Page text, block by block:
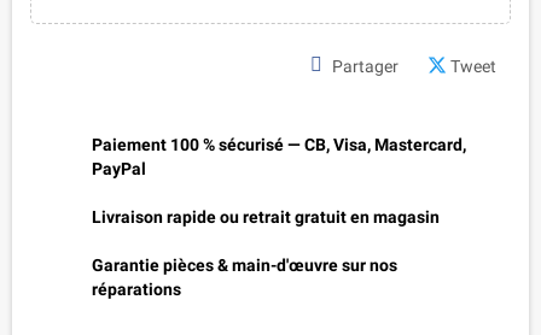
Partager Tweet
Paiement 100 % sécurisé — CB, Visa, Mastercard,
PayPal
Livraison rapide ou retrait gratuit en magasin
Garantie pièces & main-d'œuvre sur nos
réparations